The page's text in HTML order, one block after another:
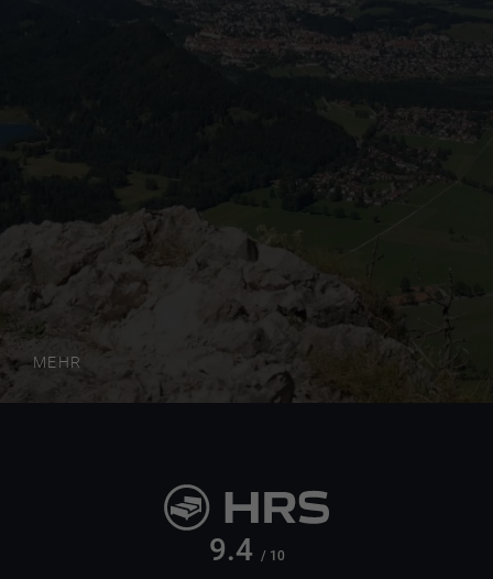
MEHR
9.4 / 10